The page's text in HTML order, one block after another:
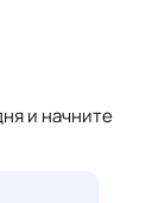
и начните